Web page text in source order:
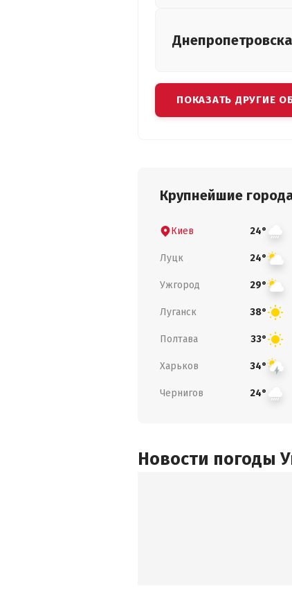
ПОКАЗАТЬ ДРУГИЕ
Крупнейшие
Киев 24°
Луцк 24°
Ужгород 29°
Луганск 38°
Полтава 33°
Харьков 34°
Чернигов 24°
Новости погоды